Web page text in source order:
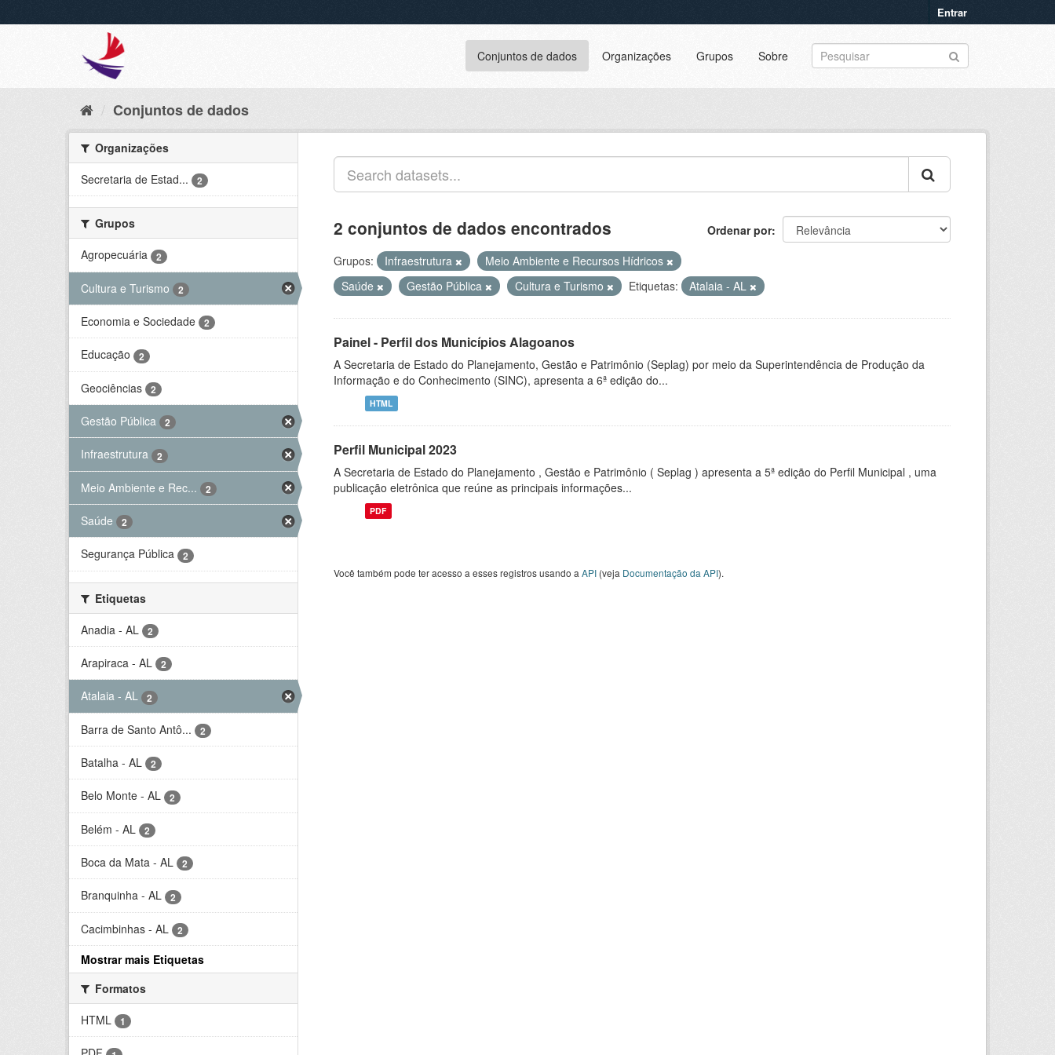
Entrar
Conjuntos de dados Organizações Grupos Sobre
Conjuntos de dados
Organizações
Secretaria de Estad...
2
Grupos
Agropecuária
2
Cultura e Turismo 2
Economia e Sociedade 2
Educação 2
Geociências 2
Gestão Pública 2
Infraestrutura 2
Meio Ambiente e Rec... 2
Saúde 2
Segurança Pública 2
Etiquetas
Anadia - AL
2
Arapiraca - AL 2
Atalaia - AL 2
Barra de Santo Antô... 2
Batalha - AL 2
Belo Monte - AL 2
Belém - AL 2
Boca da Mata - AL 2
Branquinha - AL 2
Cacimbinhas - AL 2
Mostrar mais Etiquetas
Formatos
HTML
1
Ordenar por
2 conjuntos de dados encontrados
Grupos: Infraestrutura
Meio Ambiente e Recursos Hídricos
Saúde
Gestão Pública Cultura e Turismo Etiquetas: Atalaia - AL
Painel - Perfil dos Municípios Alagoanos
A Secretaria de Estado do Planejamento, Gestão e Patrimônio (Seplag) por meio da Superintendência de Produção da
Informação e do Conhecimento (SINC), apresenta a 6ª edição do...
HTML
Perfil Municipal 2023
A Secretaria de Estado do Planejamento , Gestão e Patrimônio ( Seplag ) apresenta a 5ª edição do Perfil Municipal , uma
publicação eletrônica que reúne as principais informações...
PDF
Você também pode ter acesso a esses registros usando a API (veja Documentação da API).